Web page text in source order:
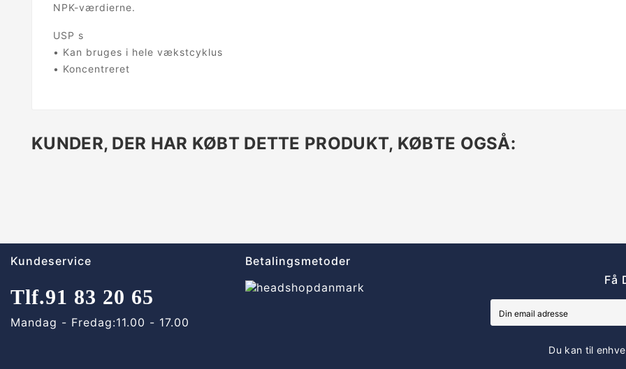
NPK-værdierne.
USP s
• Kan bruges i hele vækstcyklus
• Koncentreret
KUNDER, DER HAR KØBT DETTE PRODUKT, KØBTE OGSÅ:
Kundeservice
Tlf.91 83 20 65
Mandag - Fredag:11.00 - 17.00
Betalingsmetoder
Få
Du kan til